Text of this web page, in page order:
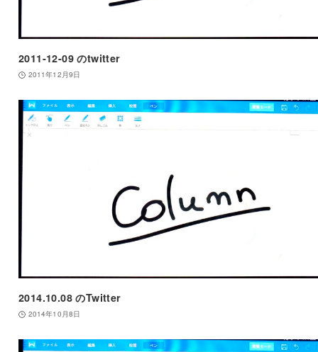
2011-12-09 のtwitter
2011年12月9日
2014.10.08 のTwitter
2014年10月8日